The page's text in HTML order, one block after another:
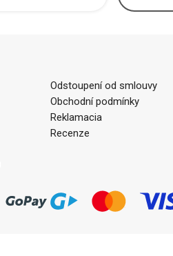
Odstoupení od smlouvy
Obchodní podmínky
Reklamacia
Recenze